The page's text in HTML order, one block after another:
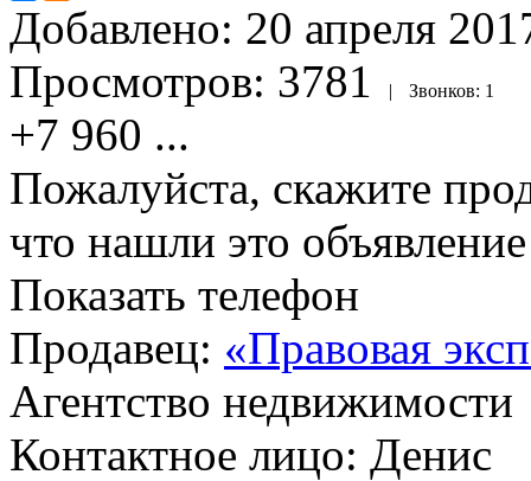
Добавлено: 20 апреля
Просмотров: 3781 | Звонков: 1
+7 960 ...
Пожалуйста, скажите
что нашли это
Показать телефон
Продавец: «Правовая
Агентство недвижимости
Контактное лицо: Денис